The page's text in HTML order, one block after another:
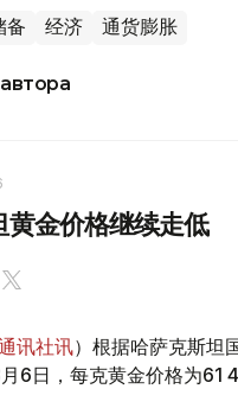
备 经济 通货膨胀
黄金价格继续走低
讯社讯）根据哈萨克斯坦
6日，每克黄金价格为61